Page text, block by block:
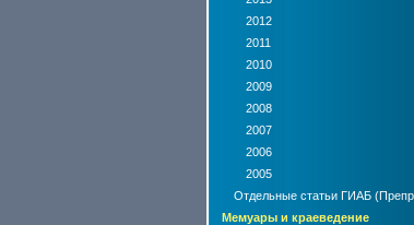
2012
2011
2010
2009
2008
2007
2006
2005
Отдельные статьи ГИАБ
Мемуары и краеведение